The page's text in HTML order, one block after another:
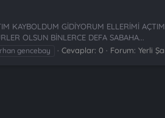
KAYBOLDUM GİDİYORUM ELLERİMİ
OLSUN BİNLERCE DEFA SABAHA...
gencebay Cevaplar: 0 Forum: Yerli